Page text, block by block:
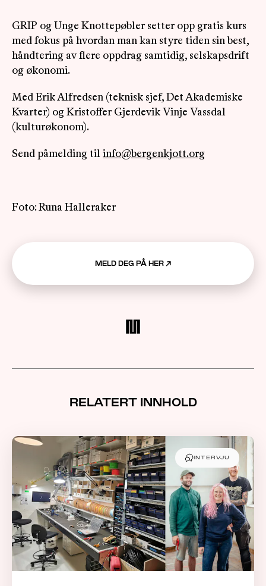
GRIP og Unge Knottepøbler setter opp gratis kurs
med fokus på hvordan man kan styre tiden sin best,
håndtering av flere oppdrag samtidig, selskapsdrift
og økonomi.
Med Erik Alfredsen (teknisk sjef, Det Akademiske
Kvarter) og Kristoffer Gjerdevik Vinje Vassdal
(kulturøkonom).
Send påmelding til info@bergenkjott.org
Foto: Runa Halleraker
MELD DEG PÅ HER ↗
RELATERT INNHOLD
INTERVJU